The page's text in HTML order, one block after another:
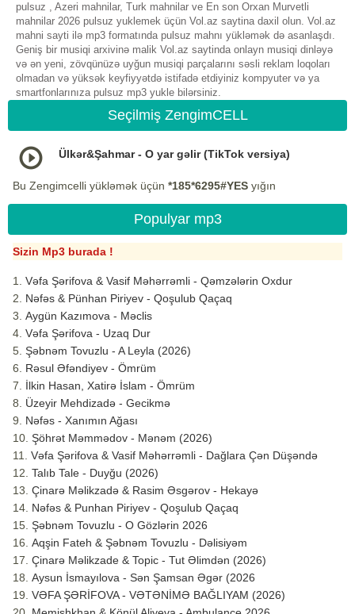
pulsuz , Azeri mahnilar, Turk mahnilar ve En son Orxan Murvetli
mahnilar 2026 pulsuz yuklemek üçün Vol.az saytina daxil olun. Vol.az
mahni sayti ilə mp3 formatında pulsuz mahnı yükləmək də asanlaşdı.
Geniş bir musiqi arxivinə malik Vol.az saytinda onlayn musiqi dinləyə
və ən yeni, zövqünüzə uyğun musiqi parçalarını səsli reklam loqoları
olmadan və yüksək keyfiyyətdə istifadə etdiyiniz kompyuter və ya
smartfonlarınıza pulsuz mp3 yukle bilərsiniz.
Seçilmiş ZengimCELL
Ülkər&Şahmar - O yar gəlir (TikTok versiya)
Bu Zengimcelli yükləmək üçün *185*6295#YES yığın
Populyar mp3
Sizin Mp3 burada !
Vəfa Şərifova & Vasif Məhərrəmli - Qəmzələrin Oxdur
Nəfəs & Pünhan Piriyev - Qoşulub Qaçaq
Aygün Kazımova - Məclis
Vəfa Şərifova - Uzaq Dur
Şəbnəm Tovuzlu - A Leyla (2026)
Rəsul Əfəndiyev - Ömrüm
İlkin Hasan, Xatirə İslam - Ömrüm
Üzeyir Mehdizadə - Gecikmə
Nəfəs - Xanımın Ağası
Şöhrət Məmmədov - Mənəm (2026)
Vəfa Şərifova & Vasif Məhərrəmli - Dağlara Çən Düşəndə
Talıb Tale - Duyğu (2026)
Çinarə Məlikzadə & Rasim Əsgərov - Hekayə
Nəfəs & Punhan Piriyev - Qoşulub Qaçaq
Şəbnəm Tovuzlu - O Gözlərin 2026
Aqşin Fateh & Şəbnəm Tovuzlu - Dəlisiyəm
Çinarə Məlikzade & Topic - Tut Əlimdən (2026)
Aysun İsmayılova - Sən Şamsan Əgər (2026
VƏFA ŞƏRİFOVA - VƏTƏNİMƏ BAĞLIYAM (2026)